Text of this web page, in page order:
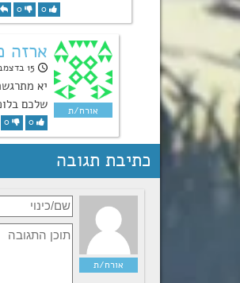
0
0
ארזה
15 בדצמבר 2022, 8:33
יא
שלכם
0
0
כתיבת תגובה